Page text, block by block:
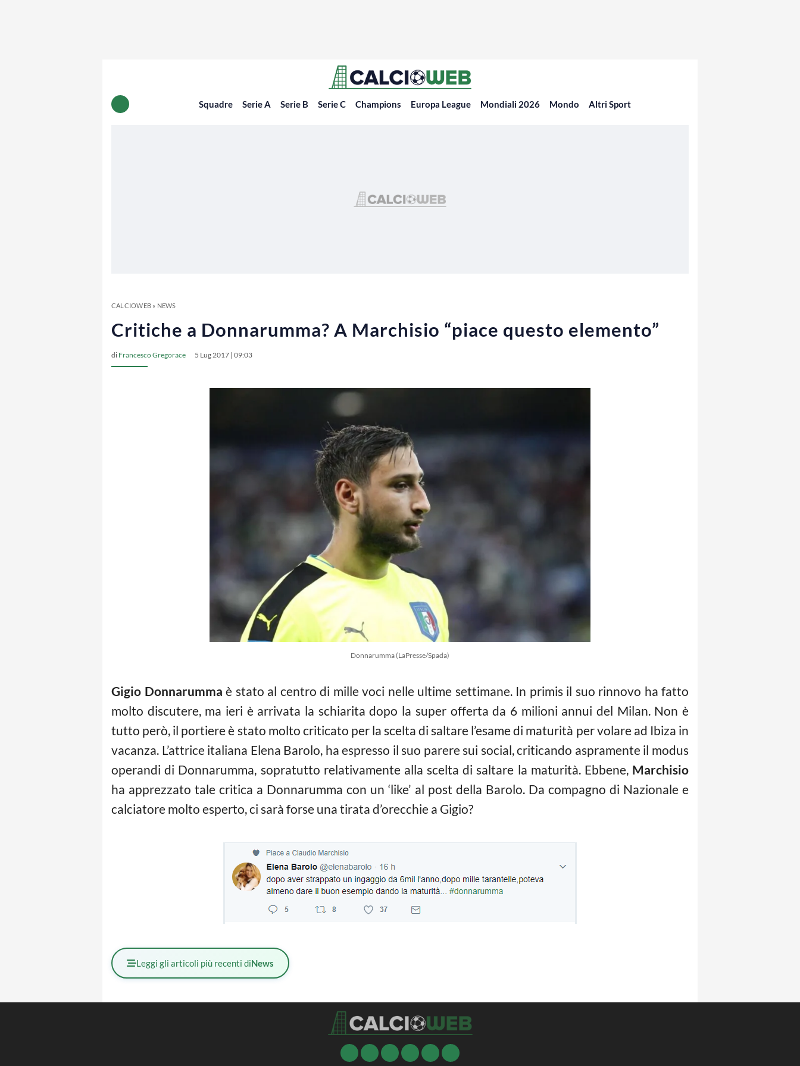
Squadre Serie A Serie B Serie C Champions Europa League Mondiali 2026 Mondo Altri Sport
CALCIOWEB» NEWS
Critiche a Donnarumma? A Marchisio “piace questo elemento”
di Francesco Gregorace 5 Lug 2017 | 09:03
Donnarumma (LaPresse/Spada)
Gigio Donnarumma è stato al centro di mille voci nelle ultime settimane. In primis il suo rinnovo ha fatto
molto discutere, ma ieri è arrivata la schiarita dopo la super offerta da 6 milioni annui del Milan. Non è
tutto però, il portiere è stato molto criticato per la scelta di saltare l’esame di maturità per volare ad Ibiza in
vacanza. L’attrice italiana Elena Barolo, ha espresso il suo parere sui social, criticando aspramente il modus
operandi di Donnarumma, sopratutto relativamente alla scelta di saltare la maturità. Ebbene, Marchisio
ha apprezzato tale critica a Donnarumma con un ‘like’ al post della Barolo. Da compagno di Nazionale e
calciatore molto esperto, ci sarà forse una tirata d’orecchie a Gigio?
Leggi gli articoli più recenti diNews